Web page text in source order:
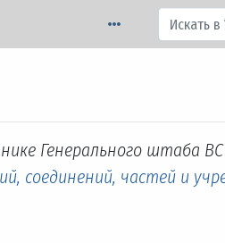
Генерального штаба
соединений, частей и